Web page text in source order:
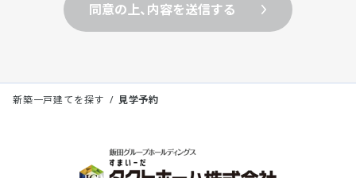
同意の上、内容を送信する
新築一戸建てを探す 見学予約